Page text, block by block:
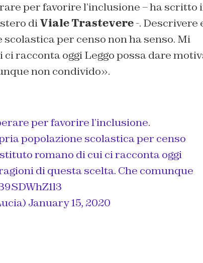
per favorire l’inclusione – ha scritto
diViale Trastevere-. Descrivere
per censo non ha senso. Mi
racconta oggi Leggopossa dare
non condivido».
per favorire l’inclusione.
popolazione scolastica per censo
romano di cui ci racconta oggi
di questa scelta. Che comunque
January 15, 2020